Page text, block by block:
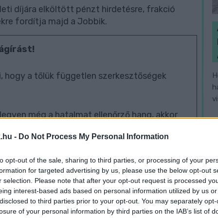
- Do Not Process My Personal Information
opt-out of the sale, sharing to third parties, or processing of your
for targeted advertising by us, please use the below opt-out
selection. Please note that after your opt-out request is processed
interest-based ads based on personal information utilized by us
to third parties prior to your opt-out. You may separately
of your personal information by third parties on the IAB’s list of
díjára elköltött pénzt hirdetésre, frakció
fordítja majd a Jobbik.
hogy a tőlük független szerkesztőségek
még a hatalmat ellenőrző hang, akkor
Nemzeti Újságírók Demokratikus
00000113-44920004.
Köszönjük!